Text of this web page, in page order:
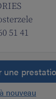
51 41
une
nouveau